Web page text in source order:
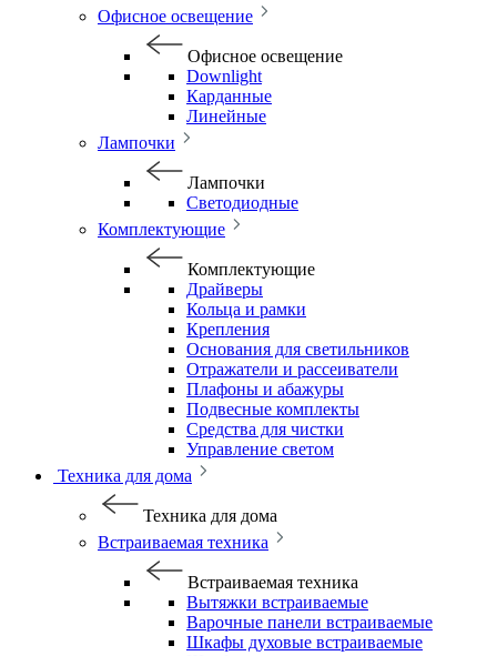
Офисное освещение
Офисное освещение
Downlight
Карданные
Линейные
Лампочки
Лампочки
Светодиодные
Комплектующие
Комплектующие
Драйверы
Кольца и рамки
Крепления
Основания для светильников
Отражатели и рассеиватели
Плафоны и абажуры
Подвесные комплекты
Средства для чистки
Управление светом
Техника для дома
Техника для дома
Встраиваемая техника
Встраиваемая техника
Вытяжки встраиваемые
Варочные панели встраиваемые
Шкафы духовые встраиваемые